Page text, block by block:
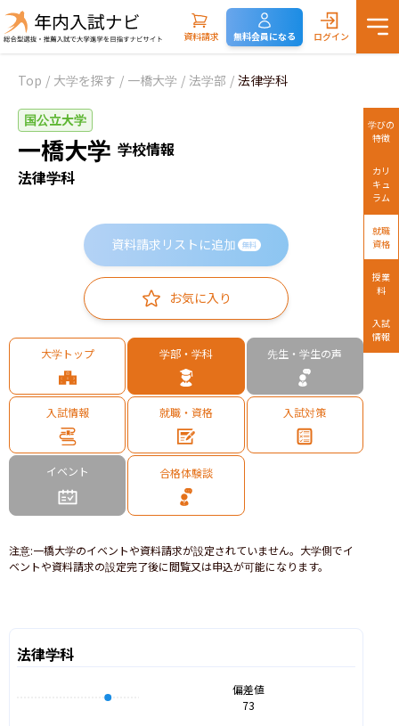
資料請求 無料会員になる ログイン
Top / 大学を探す / 一橋大学 / 法学部 / 法律学科
国公立大学
一橋大学 学校情報
法律学科
資料請求リストに追加 無料
お気に入り
大学トップ 学部・学科 先生・学生の声
入試情報 就職・資格 入試対策
イベント 合格体験談
注意:一橋大学のイベントや資料請求が設定されていません。大学側でイ
ベントや資料請求の設定完了後に閲覧又は申込が可能になります。
法律学科
偏差値
73
学びの
特徴
カリ
キュ
ラム
就職
資格
授業
料
入試
情報